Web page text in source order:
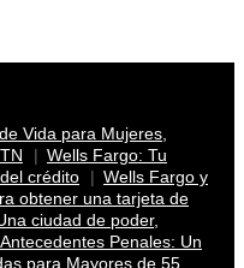
Vida para Mujeres,
Wells Fargo: Tu
crédito
Wells Fargo y
obtener una tarjeta de
ciudad de poder,
Penales: Un
para Mayores de 55